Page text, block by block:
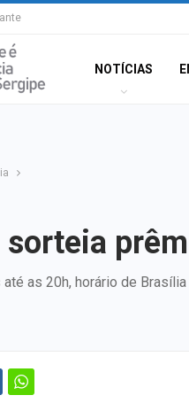
NOTÍCIAS
sorteia
as 20h, horário de Brasília